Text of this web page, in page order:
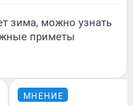
зима, можно узнать
приметы
МНЕНИЕ